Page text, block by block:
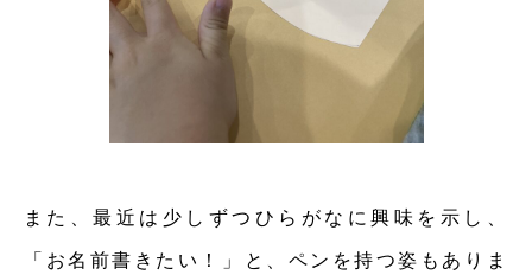
また、最近は少しずつひらがなに興味を示し、
「お名前書きたい！」と、ペンを持つ姿もありま